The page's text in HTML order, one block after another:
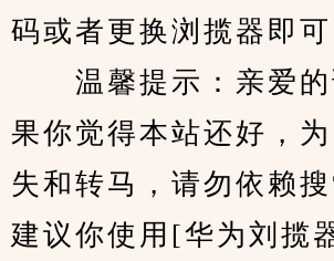
码或者更换浏揽器即可
温馨提示：亲爱的
果你觉得本站还好，
失和转马，请勿依赖搜
建议你使用[华为刘揽